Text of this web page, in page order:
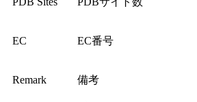
EC EC番号
Remark 備考